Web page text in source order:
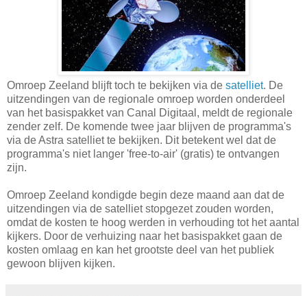
Omroep Zeeland blijft toch te bekijken via de satelliet. De
uitzendingen van de regionale omroep worden onderdeel
van het basispakket van Canal Digitaal, meldt de regionale
zender zelf. De komende twee jaar blijven de programma's
via de Astra satelliet te bekijken. Dit betekent wel dat de
programma's niet langer 'free-to-air' (gratis) te ontvangen
zijn.
Omroep Zeeland kondigde begin deze maand aan dat de
uitzendingen via de satelliet stopgezet zouden worden,
omdat de kosten te hoog werden in verhouding tot het aantal
kijkers. Door de verhuizing naar het basispakket gaan de
kosten omlaag en kan het grootste deel van het publiek
gewoon blijven kijken.